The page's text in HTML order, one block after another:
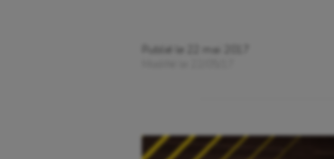
Publié le
22 mai 2017